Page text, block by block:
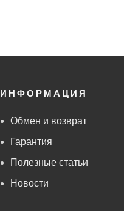
ИНФОРМАЦИЯ
Обмен и возврат
Гарантия
Полезные статьи
Новости